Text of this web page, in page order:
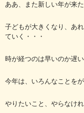
ああ、また新しい年が来
子どもが大きくなり、あ
ていく・・・
時が経つのは早いのか遅
今年は、いろんなことを
やりたいこと、やらなけ